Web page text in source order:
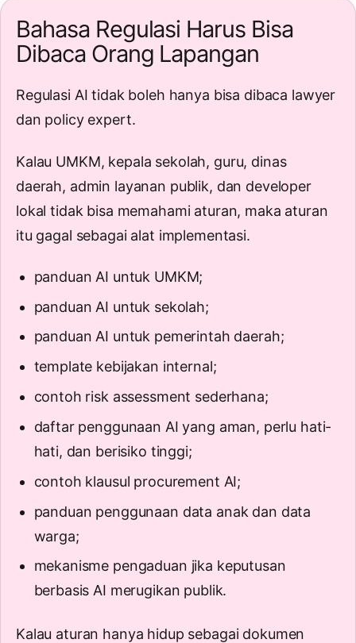
Bahasa Regulasi Harus Bisa
Dibaca Orang Lapangan
Regulasi AI tidak boleh hanya bisa dibaca lawyer
dan policy expert.
Kalau UMKM, kepala sekolah, guru, dinas
daerah, admin layanan publik, dan developer
lokal tidak bisa memahami aturan, maka aturan
itu gagal sebagai alat implementasi.
panduan AI untuk UMKM;
panduan AI untuk sekolah;
panduan AI untuk pemerintah daerah;
template kebijakan internal;
contoh risk assessment sederhana;
daftar penggunaan AI yang aman, perlu hati-
hati, dan berisiko tinggi;
contoh klausul procurement AI;
panduan penggunaan data anak dan data
warga;
mekanisme pengaduan jika keputusan
berbasis AI merugikan publik.
Kalau aturan hanya hidup sebagai dokumen